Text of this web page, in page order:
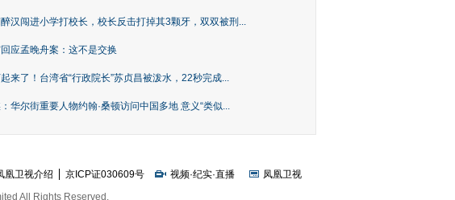
汉闯进小学打校长，校长反击打掉其3颗牙，双双被刑...
应孟晚舟案：这不是交换
来了！台湾省“行政院长”苏贞昌被泼水，22秒完成...
华尔街重要人物约翰·桑顿访问中国多地 意义“类似...
凰卫视介绍 京ICP证030609号 视频·纪实·直播
凤凰卫视
All Rights Reserved.